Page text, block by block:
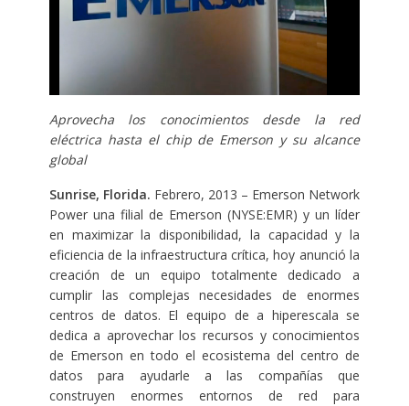
Aprovecha los conocimientos desde la red
eléctrica hasta el chip de Emerson y su alcance
global
Sunrise, Florida. Febrero, 2013 – Emerson Network
Power una filial de Emerson (NYSE:EMR) y un líder
en maximizar la disponibilidad, la capacidad y la
eficiencia de la infraestructura crítica, hoy anunció la
creación de un equipo totalmente dedicado a
cumplir las complejas necesidades de enormes
centros de datos. El equipo de a hiperescala se
dedica a aprovechar los recursos y conocimientos
de Emerson en todo el ecosistema del centro de
datos para ayudarle a las compañías que
construyen enormes entornos de red para